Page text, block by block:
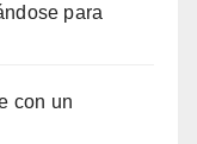
para
con un